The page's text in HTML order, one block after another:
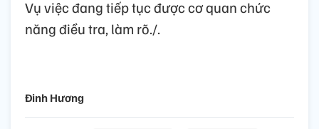
Vụ việc đang tiếp tục được cơ quan chức
năng điều tra, làm rõ./.
Đinh Hương